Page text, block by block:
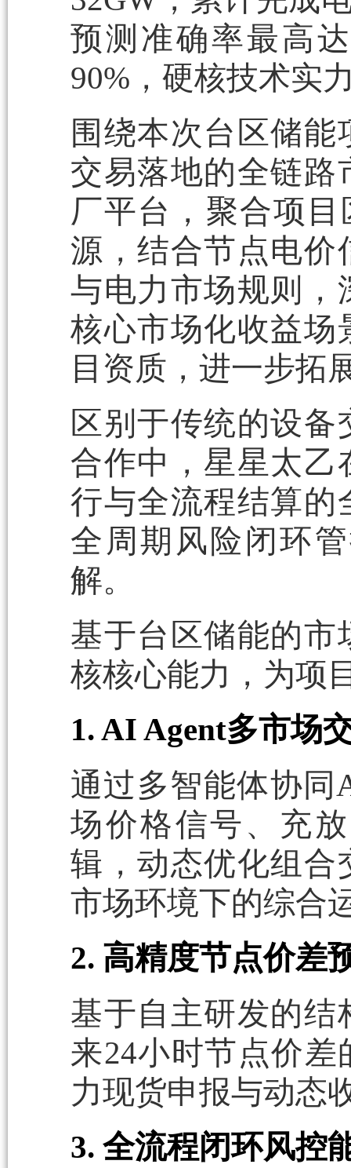
预测准确率最高
90%，硬核技术实
围绕本次台区储
交易落地的全链路
厂平台，聚合项
源，结合节点电价
与电力市场规则，
核心市场化收益场
目资质，进一步拓
区别于传统的设
合作中，星星太乙
行与全流程结算的
全周期风险闭环
解。
基于台区储能的市
核核心能力，为项
1. AI Agent多市场
通过多智能体协
场价格信号、充
辑，动态优化组合
市场环境下的综合
2. 高精度节点价差
基于自主研发的结
来24小时节点价
力现货申报与动态
3. 全流程闭环风控